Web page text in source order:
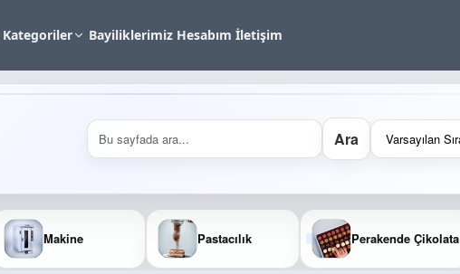
Kategoriler Bayiliklerimiz Hesabım İletişim
Ara
Makine Pastacılık Perakende Çikolata